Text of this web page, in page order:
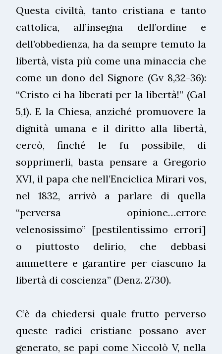
Questa civiltà, tanto cristiana e tanto
cattolica, all’insegna dell’ordine e
dell’obbedienza, ha da sempre temuto la
libertà, vista più come una minaccia che
come un dono del Signore (Gv 8,32-36):
“Cristo ci ha liberati per la libertà!” (Gal
5,1). E la Chiesa, anziché promuovere la
dignità umana e il diritto alla libertà,
cercò, finché le fu possibile, di
sopprimerli, basta pensare a Gregorio
XVI, il papa che nell’Enciclica Mirari vos,
nel 1832, arrivò a parlare di quella
“perversa opinione…errore
velenosissimo” [pestilentissimo errori]
o piuttosto delirio, che debbasi
ammettere e garantire per ciascuno la
libertà di coscienza” (Denz. 2730).
C’è da chiedersi quale frutto perverso
queste radici cristiane possano aver
generato, se papi come Niccolò V, nella